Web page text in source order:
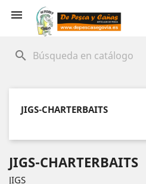

search
JIGS-CHARTERBAITS
JIGS-CHARTERBAITS
JIGS